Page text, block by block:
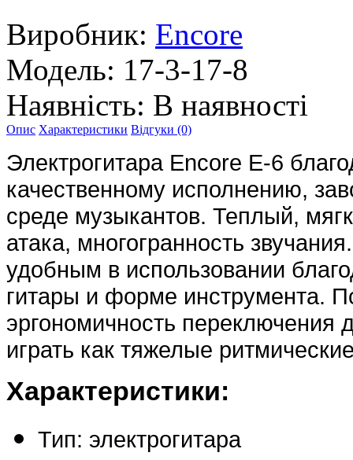
Виробник: Encore
Модель: 17-3-17-8
Наявність: В наявності
Опис Характеристики Відгуки (0)
Электрогитара Encore E-6
качественному исполнению,
среде музыкантов. Теплый,
атака, многогранность
удобным в использовании
гитары и форме инструмента.
эргономичность переключения
играть как тяжелые
Характеристики:
Тип: электрогитара